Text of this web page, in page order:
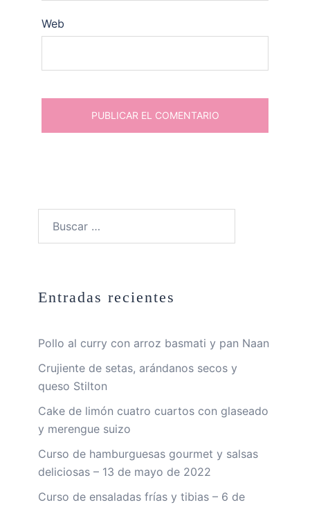
Web
Entradas recientes
Pollo al curry con arroz basmati y pan Naan
Crujiente de setas, arándanos secos y
queso Stilton
Cake de limón cuatro cuartos con glaseado
y merengue suizo
Curso de hamburguesas gourmet y salsas
deliciosas – 13 de mayo de 2022
Curso de ensaladas frías y tibias – 6 de